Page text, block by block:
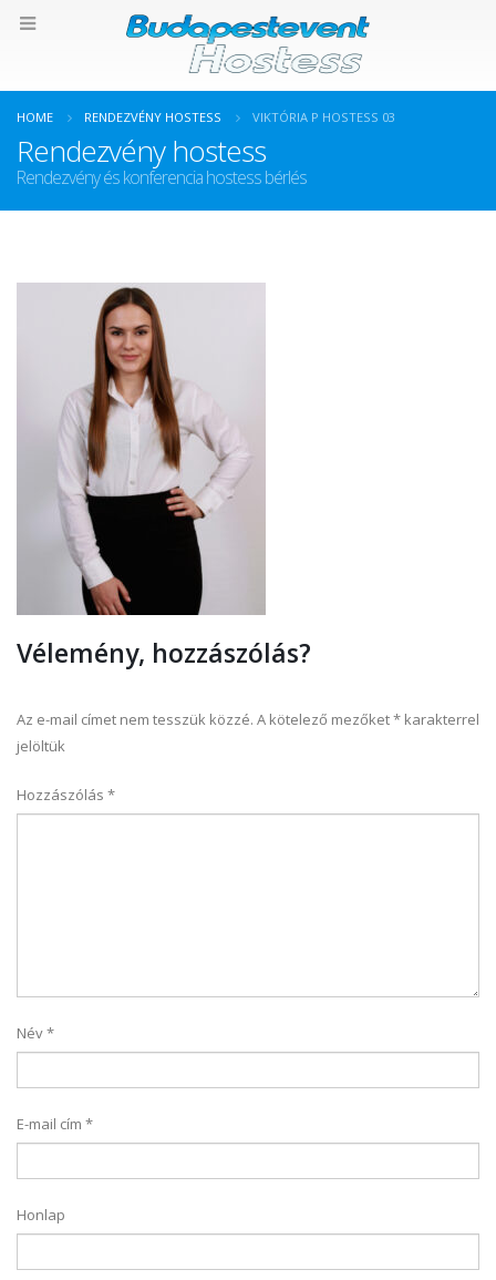
HOME RENDEZVÉNY HOSTESS VIKTÓRIA P HOSTESS 03
Rendezvény hostess
Rendezvény és konferencia hostess bérlés
Vélemény, hozzászólás?
Az e-mail címet nem tesszük közzé. A kötelező mezőket* karakterrel
jelöltük
Hozzászólás *
Név*
E-mail cím *
Honlap